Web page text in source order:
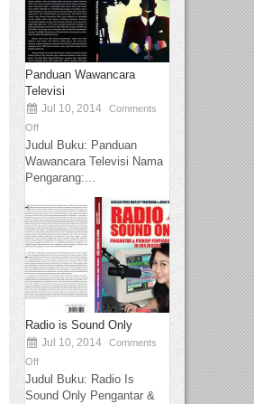
Panduan Wawancara
Televisi
Jul 10, 2014
Comments
Off
Judul Buku: Panduan
Wawancara Televisi Nama
Pengarang:...
Radio is Sound Only
Jul 10, 2014
Comments
Off
Judul Buku: Radio Is
Sound Only Pengantar &